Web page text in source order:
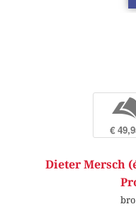
€
Dieter Mersch